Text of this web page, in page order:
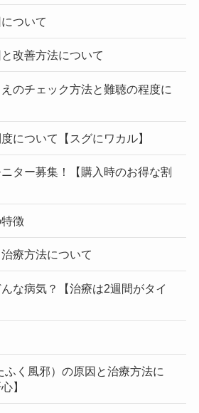
ついて
改善方法について
のチェック方法と難聴の程度に
について【スグにワカル】
ター募集！【購入時のお得な割
徴
療方法について
な病気？【治療は2週間がタイ
ふく風邪）の原因と治療方法に
】